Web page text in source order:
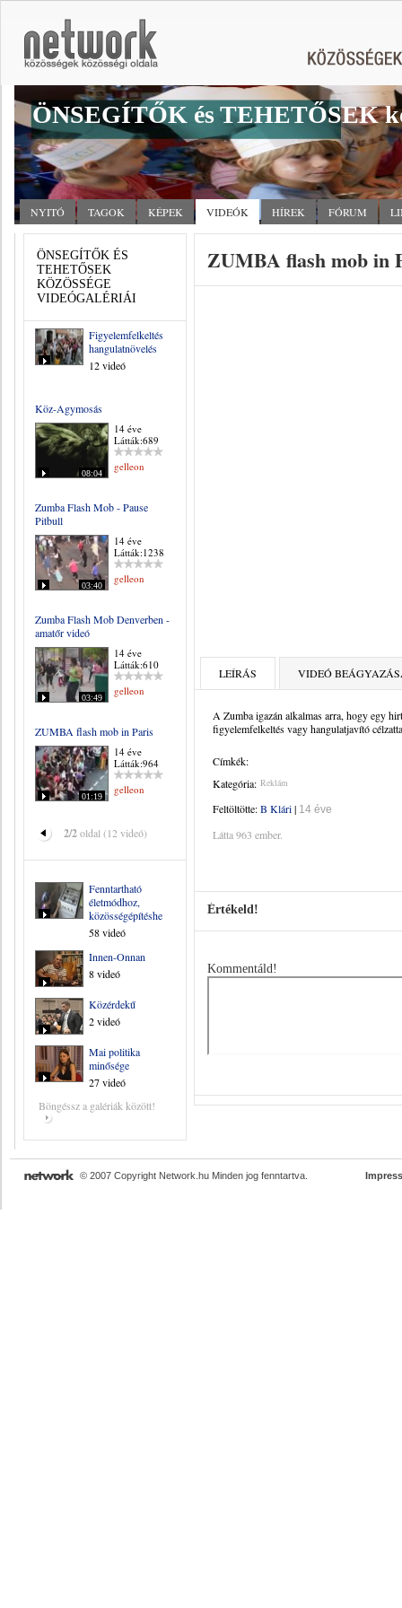
ÖNSEGÍTŐK és TEHETŐSEK
NYITÓ TAGOK KÉPEK VIDEÓK HÍREK FÓRUM
ÖNSEGÍTŐK ÉS
TEHETŐSEK
KÖZÖSSÉGE
VIDEÓGALÉRIÁI
Figyelemfelkeltés,
hangulatnövelés
12 videó
Köz-Agymosás
08:04
14 éve
Látták:689
gelleon
Zumba Flash Mob - Pause
Pitbull
03:40
14 éve
Látták:1238
gelleon
Zumba Flash Mob Denverben -
amatőr videó
03:49
14 éve
Látták:610
gelleon
ZUMBA flash mob in Paris
01:19
14 éve
Látták:964
gelleon
2/2oldal (12 videó)
Fenntartható
életmódhoz,
közösségépítéshez
58 videó
Innen-Onnan
8 videó
Közérdekű
2 videó
Mai politika
minősége
27 videó
Böngéssz a galériák között!
ZUMBA flash mob in
LEÍRÁS VIDEÓ
A Zumba igazán alkalmas arra, hogy egy
figyelemfelkeltés vagy hangulatjavító
Címkék:
Kategória: Reklám
Feltöltötte:B Klári| 14 éve
Látta 963 ember.
Értékeld!
Kommentáld!
© 2007 Copyright Network.hu Minden jog fenntartva.